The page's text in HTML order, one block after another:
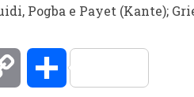
Pogba e Payet (Kante);
Copy Compartilhar